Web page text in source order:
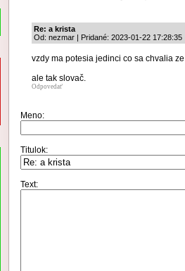
Re: a krista
Od: nezmar | Pridané: 2023-01-22 17:28:35
vzdy ma potesia jedinci co sa chvalia
ale tak slovač.
Odpovedať
Meno:
Titulok:
Text: